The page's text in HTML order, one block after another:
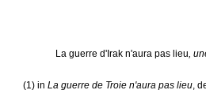
La guerre d'Irak n'aura pas lieu,
(1) in La guerre de Troie n'aura pas lieu,